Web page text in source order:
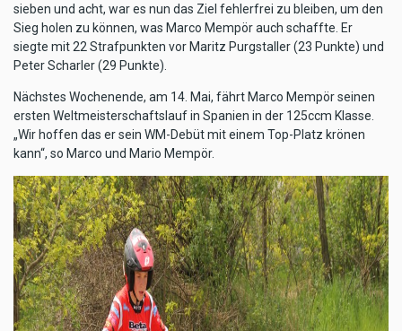
sieben und acht, war es nun das Ziel fehlerfrei zu bleiben, um den
Sieg holen zu können, was Marco Mempör auch schaffte. Er
siegte mit 22 Strafpunkten vor Maritz Purgstaller (23 Punkte) und
Peter Scharler (29 Punkte).
Nächstes Wochenende, am 14. Mai, fährt Marco Mempör seinen
ersten Weltmeisterschaftslauf in Spanien in der 125ccm Klasse.
„Wir hoffen das er sein WM-Debüt mit einem Top-Platz krönen
kann“, so Marco und Mario Mempör.